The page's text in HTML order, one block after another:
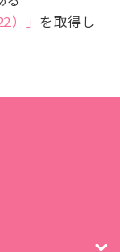
）」 を取得し